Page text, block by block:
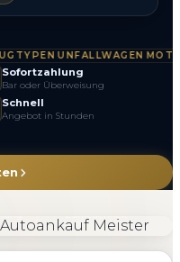
·UNFALLWAGEN·
Sofortzahlung
Bar oder Überweisung
Schnell
Angebot in Stunden